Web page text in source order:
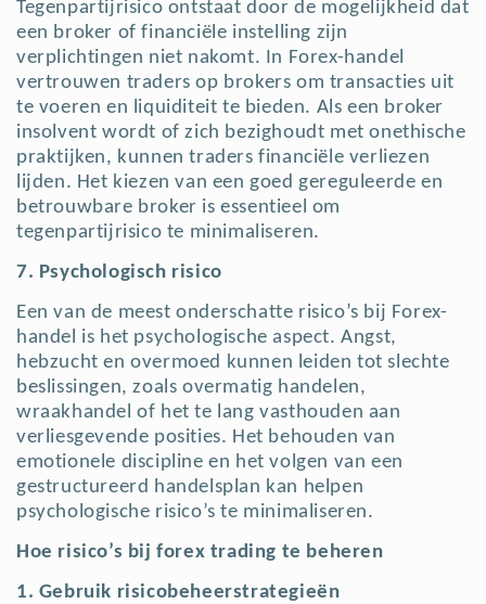
Tegenpartijrisico ontstaat door de mogelijkheid dat
een broker of financiële instelling zijn
verplichtingen niet nakomt. In Forex-handel
vertrouwen traders op brokers om transacties uit
te voeren en liquiditeit te bieden. Als een broker
insolvent wordt of zich bezighoudt met onethische
praktijken, kunnen traders financiële verliezen
lijden. Het kiezen van een goed gereguleerde en
betrouwbare broker is essentieel om
tegenpartijrisico te minimaliseren.
7. Psychologisch risico
Een van de meest onderschatte risico’s bij Forex-
handel is het psychologische aspect. Angst,
hebzucht en overmoed kunnen leiden tot slechte
beslissingen, zoals overmatig handelen,
wraakhandel of het te lang vasthouden aan
verliesgevende posities. Het behouden van
emotionele discipline en het volgen van een
gestructureerd handelsplan kan helpen
psychologische risico’s te minimaliseren.
Hoe risico’s bij forex trading te beheren
1. Gebruik risicobeheerstrategieën